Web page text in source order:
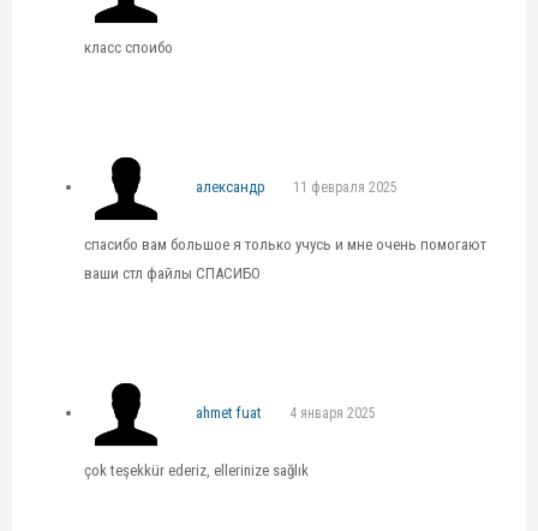
класс споибо
александр 11 февраля 2025
спасибо вам большое я только учусь и мне очень помогают
ваши стл файлы СПАСИБО
ahmet fuat 4 января 2025
çok teşekkür ederiz, ellerinize sağlık